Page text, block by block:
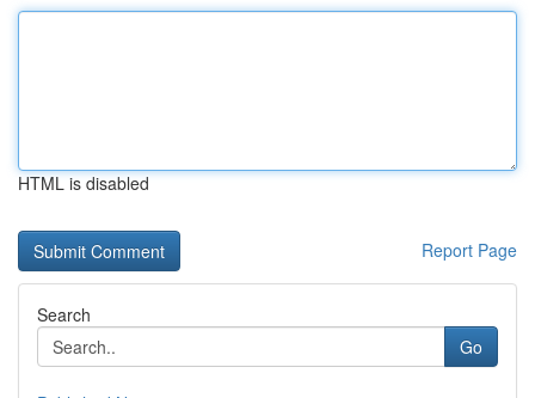
HTML is disabled
Report Page
Search
Go